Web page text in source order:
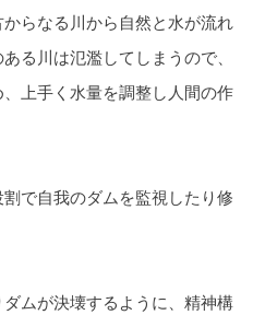
らなる川から自然と水が流れ
る川は氾濫してしまうので、
上手く水量を調整し人間の作
で自我のダムを監視したり修
ムが決壊するように、精神構